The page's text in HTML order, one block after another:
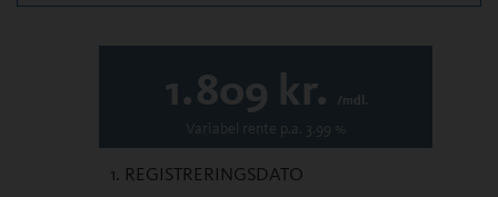
1.809 kr. /mdl.
Variabel rente p.a. 3.99 %
1. REGISTRERINGSDATO